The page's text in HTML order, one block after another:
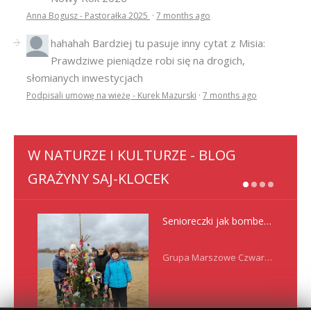
Anna Bogusz - Pastorałka 2025 · 7 months ago
hahahah Bardziej tu pasuje inny cytat z Misia:
Prawdziwe pieniądze robi się na drogich,
słomianych inwestycjach
Podpisali umowę na wieżę - Kurek Mazurski · 7 months ago
W NATURZE I KULTURZE - BLOG
GRAŻYNY SAJ-KLOCEK
Senioreczki jak bombeczki
Grupa Marszowe Czwartki nadal spaceruje ciesząc…